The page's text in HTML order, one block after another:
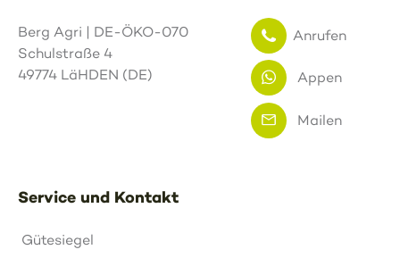
Service und Kontakt
Gütesiegel
Berg Agri | DE-ÖKO-070
Schulstraße 4
49774 LäHDEN (DE)
Anrufen
Appen
Mailen